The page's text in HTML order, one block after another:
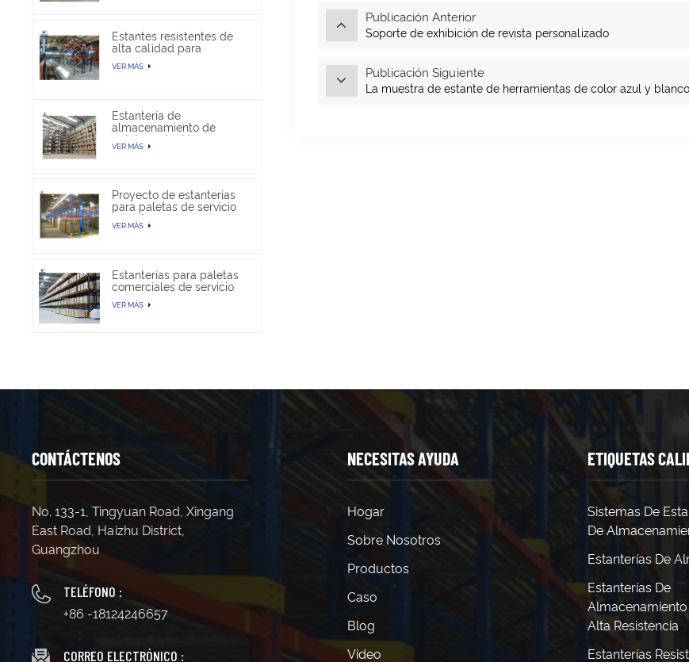
Publicación Anterior
Soporte de exhibición de revista personalizado
Publicación Siguiente
La muestra de estante de herramientas de color azul y blanco.
Estantes resistentes de
alta calidad para
almacén
VER MÁS
Estantería de
almacenamiento de
paletas selectivas en
venta
VER MÁS
Proyecto de estanterías
para paletas de servicio
pesado
VER MÁS
Estanterías para paletas
comerciales de servicio
pesado
VER MÁS
CONTÁCTENOS
No. 133-1, Tingyuan Road, Xingang
East Road, Haizhu District,
Guangzhou
TELÉFONO :
+86 -18124246657
CORREO ELECTRÓNICO :
NECESITAS AYUDA
Hogar
Sobre Nosotros
Productos
Caso
Blog
Video
ETIQUETAS
Sistemas De
De
Estanterías De
Estanterías De
Almacenamiento
Alta Resistencia
Estanterías